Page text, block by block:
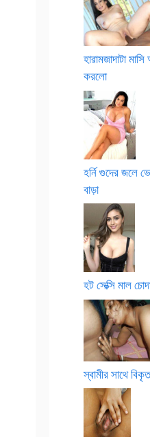
হারামজাদাটা
করলো
হর্নি গুদের জলে
বাড়া
হট সেক্সি মাল
স্বামীর সাথে